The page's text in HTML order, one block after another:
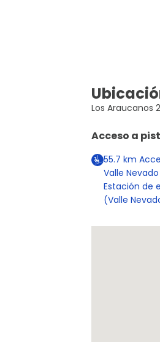
Los Araucanos
Acceso a
55.7km
Valle
Estación de
(Valle